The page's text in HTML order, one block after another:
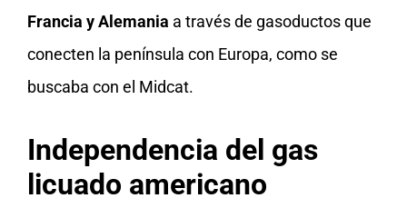
Francia y Alemania a través de gasoductos que
conecten la península con Europa, como se
buscaba con el Midcat.
Independencia del gas
licuado americano